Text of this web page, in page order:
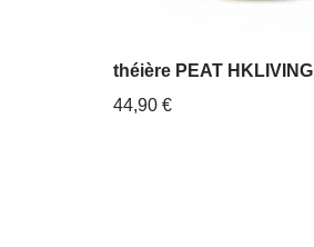
théière PEAT HKLIVING
44,90 €